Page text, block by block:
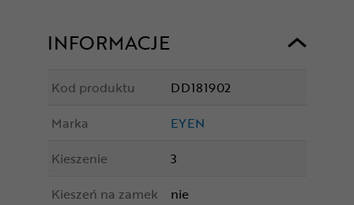
INFORMACJE
Kod produktu
DD181902
Marka
EYEN
Kieszenie
3
Kieszeń na zamek
nie